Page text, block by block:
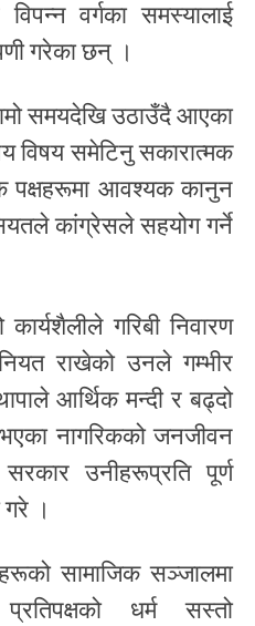
वर्गका समस्यालाई
गरेका छन् ।
समयदेखि उठाउँदै आएका
विषय समेटिनु सकारात्मक
पक्षहरूमा आवश्यक कानुन
कांग्रेसले सहयोग गर्ने
गरिबी निवारण
नियत राखेको उनले गम्भीर
आर्थिक मन्दी र बढ्दो
नागरिकको जनजीवन
उनीहरूप्रति पूर्ण
गरे ।
सामाजिक सञ्जालमा
धर्म सस्तो